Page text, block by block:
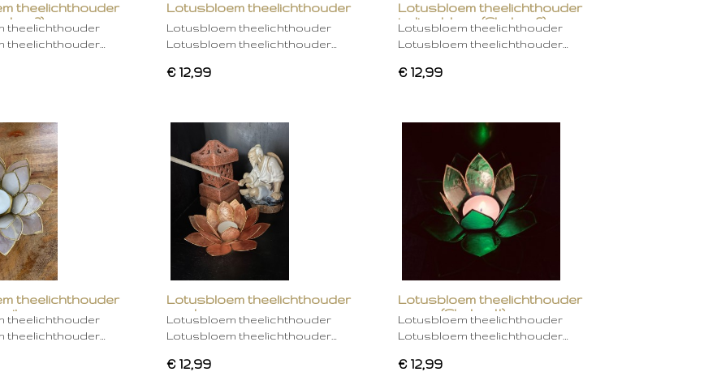
theelichthouder
2)
theelichthouder
theelichthouder…
Lotusbloem theelichthouder
rose
Lotusbloem theelichthouder
Lotusbloem theelichthouder…
€ 12,99
Lotusbloem theelichthouder
indigo blauw (Chakra 6)
Lotusbloem theelichthouder
Lotusbloem theelichthouder…
€ 12,99
theelichthouder
theelichthouder
theelichthouder…
Lotusbloem theelichthouder
mocha
Lotusbloem theelichthouder
Lotusbloem theelichthouder…
€ 12,99
Lotusbloem theelichthouder
groen (Chakra 4)
Lotusbloem theelichthouder
Lotusbloem theelichthouder…
€ 12,99